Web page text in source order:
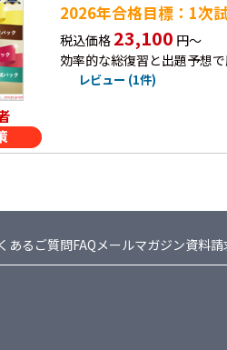
2026年合格目標：1次
税込価格 23,100 円～
効率的な総復習と出題予想で
レビュー (1件)
あるご質問FAQメールマガジン資料請